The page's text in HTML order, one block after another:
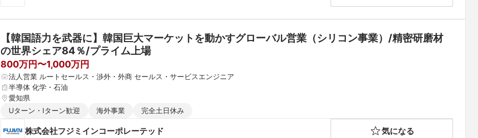
【韓国語力を武器に】韓国巨大マーケットを動かすグローバル営業（シリコン事業）/精密研磨材
の世界シェア84％/プライム上場
800万円〜1,000万円
法人営業 ルートセールス・渉外・外商 セールス・サービスエンジニア
半導体 化学・石油
愛知県
Uターン・Iターン歓迎
海外事業 完全土日休み
株式会社フジミインコーポレーテッド 気になる